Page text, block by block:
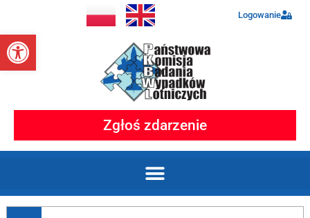
Otwórz pasek narzędzi
Logowanie
Zgłoś zdarzenie